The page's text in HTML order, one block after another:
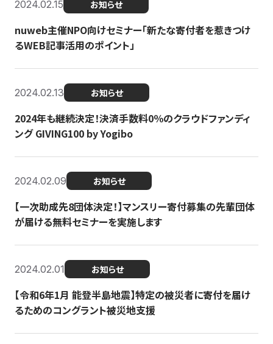
2024.02.15 お知らせ
nuweb主催NPO向けセミナー「新たな寄付者を惹きつけ
るWEB記事活用のポイント」
2024.02.13 お知らせ
2024年も継続決定！決済手数料0％のクラウドファンディ
ング GIVING100 by Yogibo
2024.02.09 お知らせ
【一次助成先8団体決定！】マンスリー寄付募集の先輩団体
が届ける無料セミナーを実施します
2024.02.01 お知らせ
【令和6年1月 能登半島地震】特定の被災者に寄付を届け
るためのコングラント被災地支援